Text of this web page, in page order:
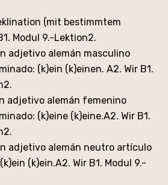
(mit bestimmtem
Modul 9.-Lektion2.
adjetivo alemán masculino
(k)ein (k)einen. A2. Wir B1.
adjetivo alemán femenino
(k)eine (k)eine.A2. Wir B1.
adjetivo alemán neutro artículo
(k)ein.A2. Wir B1. Modul 9.-